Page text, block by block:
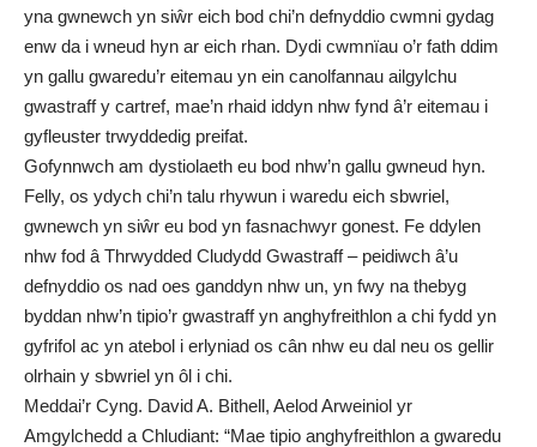
yna gwnewch yn siŵr eich bod chi’n defnyddio cwmni gydag
enw da i wneud hyn ar eich rhan. Dydi cwmnïau o’r fath ddim
yn gallu gwaredu’r eitemau yn ein canolfannau ailgylchu
gwastraff y cartref, mae’n rhaid iddyn nhw fynd â’r eitemau i
gyfleuster trwyddedig preifat.
Gofynnwch am dystiolaeth eu bod nhw’n gallu gwneud hyn.
Felly, os ydych chi’n talu rhywun i waredu eich sbwriel,
gwnewch yn siŵr eu bod yn fasnachwyr gonest. Fe ddylen
nhw fod â Thrwydded Cludydd Gwastraff – peidiwch â’u
defnyddio os nad oes ganddyn nhw un, yn fwy na thebyg
byddan nhw’n tipio’r gwastraff yn anghyfreithlon a chi fydd yn
gyfrifol ac yn atebol i erlyniad os cân nhw eu dal neu os gellir
olrhain y sbwriel yn ôl i chi.
Meddai’r Cyng. David A. Bithell, Aelod Arweiniol yr
Amgylchedd a Chludiant: “Mae tipio anghyfreithlon a gwaredu